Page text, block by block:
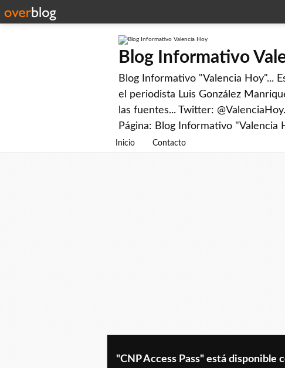
Blog Informativo
Blog Informativo "Valencia Hoy"...
el periodista Luis González
las fuentes... Twitter:
Página: Blog Informativo "Valencia
Inicio Contacto
"CNP Access Pass" está disponible